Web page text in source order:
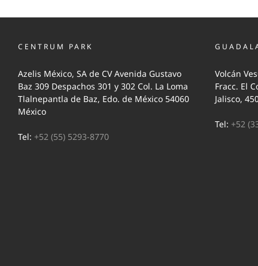
CENTRUM PARK
Azelis México, SA de CV Avenida Gustavo
Baz 309 Despachos 301 y 302 Col. La Loma
Tlalnepantla de Baz, Edo. de México 54060
México
Tel: +52 (55) 5293-8770
Volcán
Fracc. El
Jalisco,
Tel: +52